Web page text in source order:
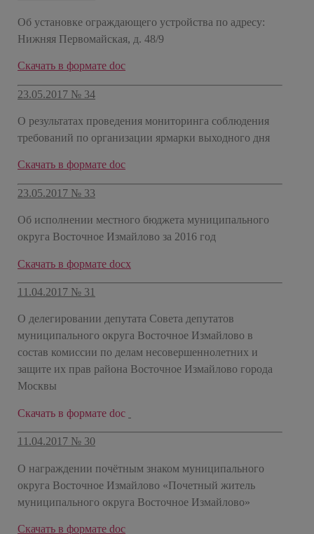
Об установке ограждающего устройства по адресу:
Нижняя Первомайская, д. 48/9
​Скачать в формате doc
23.05.2017 № 34
О результатах проведения мониторинга соблюдения
требований по организации ярмарки выходного дня
​Скачать в формате doc
23.05.2017 № 33
Об исполнении местного бюджета муниципального
округа Восточное Измайлово за 2016 год
​Скачать в формате docx
11.04.2017 № 31
О делегировании депутата Совета депутатов
муниципального округа Восточное Измайлово в
состав комиссии по делам несовершеннолетних и
защите их прав района Восточное Измайлово города
Москвы
​Скачать в формате doc
11.04.2017 № 30
О награждении почётным знаком муниципального
округа Восточное Измайлово «Почетный житель
муниципального округа Восточное Измайлово»
​Скачать в формате doc